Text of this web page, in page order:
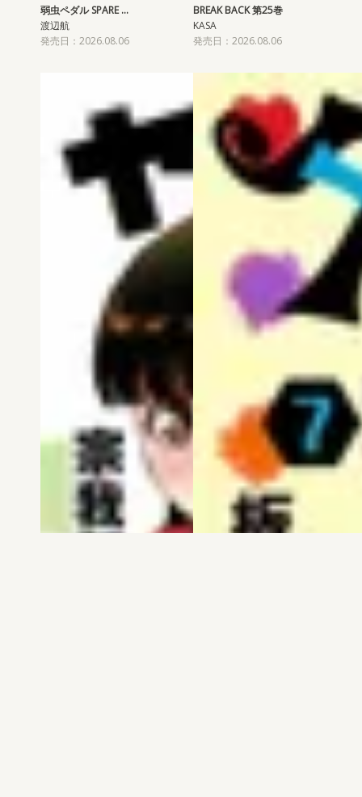
弱虫ペダル SPARE …
渡辺航
発売日：2026.08.06
BREAK BACK 第25巻
KASA
発売日：2026.08.06